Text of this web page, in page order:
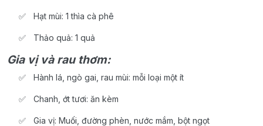
Hạt mùi: 1 thìa cà phê
Thảo quả: 1 quả
Gia vị và rau thơm:
Hành lá, ngò gai, rau mùi: mỗi loại một ít
Chanh, ớt tươi: ăn kèm
Gia vị: Muối, đường phèn, nước mắm, bột ngọt